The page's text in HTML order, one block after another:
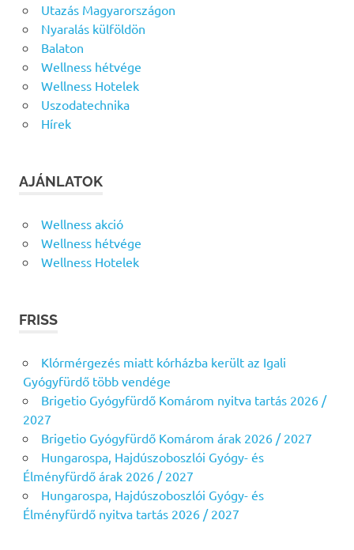
Utazás Magyarországon
Nyaralás külföldön
Balaton
Wellness hétvége
Wellness Hotelek
Uszodatechnika
Hírek
AJÁNLATOK
Wellness akció
Wellness hétvége
Wellness Hotelek
FRISS
Klórmérgezés miatt kórházba került az Igali
Gyógyfürdő több vendége
Brigetio Gyógyfürdő Komárom nyitva tartás 2026 /
2027
Brigetio Gyógyfürdő Komárom árak 2026 / 2027
Hungarospa, Hajdúszoboszlói Gyógy- és
Élményfürdő árak 2026 / 2027
Hungarospa, Hajdúszoboszlói Gyógy- és
Élményfürdő nyitva tartás 2026 / 2027